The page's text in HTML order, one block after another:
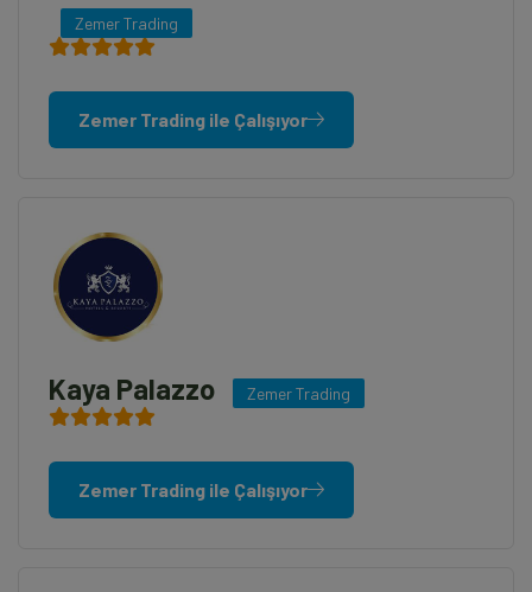
Zemer Trading
Zemer Trading ile Çalışıyor
Kaya Palazzo Zemer Trading
Zemer Trading ile Çalışıyor